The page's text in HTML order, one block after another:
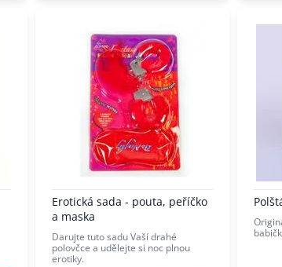
Erotická sada - pouta, peříčko
a maska
Darujte tuto sadu Vaší drahé
polovčce a udělejte si noc plnou
erotiky.